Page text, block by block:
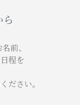
前、
程を
ださい。